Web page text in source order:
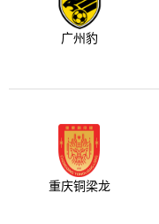
广州豹
重庆铜梁龙